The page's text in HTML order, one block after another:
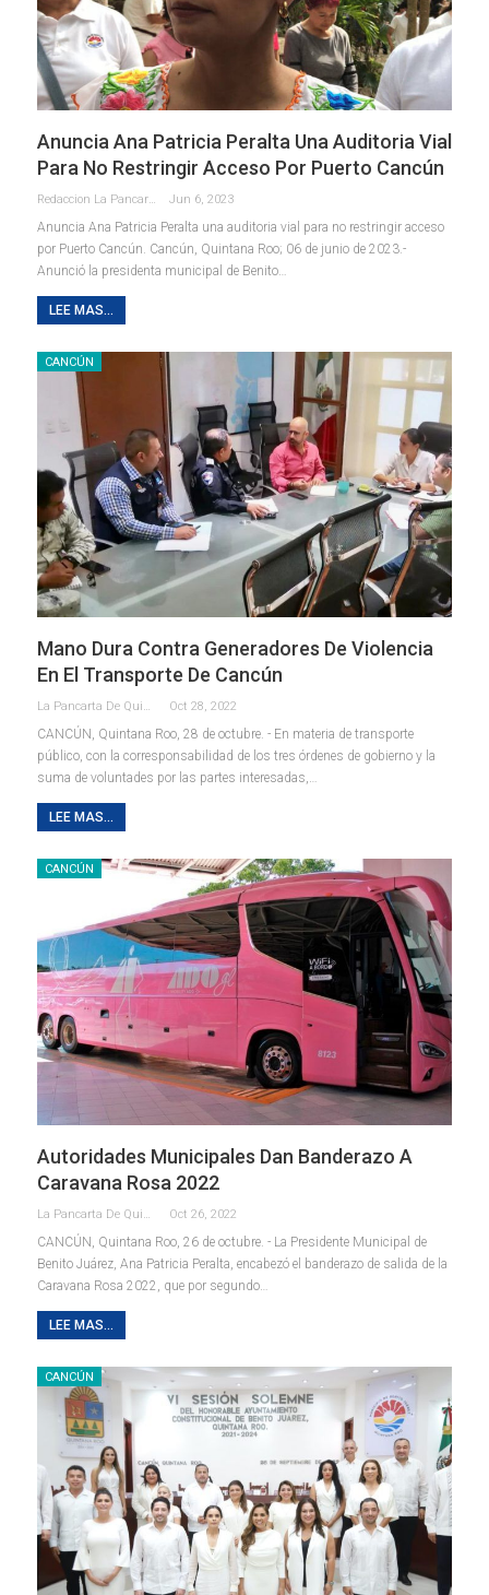
Anuncia Ana Patricia Peralta Una Auditoria Vial
Para No Restringir Acceso Por Puerto Cancún
Redaccion La Pancarta De Quintana Roo Jun 6, 2023
Anuncia Ana Patricia Peralta una auditoria vial para no restringir acceso
por Puerto Cancún. Cancún, Quintana Roo; 06 de junio de 2023.-
Anunció la presidenta municipal de Benito…
LEE MAS...
CANCÚN
Mano Dura Contra Generadores De Violencia
En El Transporte De Cancún
La Pancarta De Quintana Roo Oct 28, 2022
CANCÚN, Quintana Roo, 28 de octubre. - En materia de transporte
público, con la corresponsabilidad de los tres órdenes de gobierno y la
suma de voluntades por las partes interesadas,…
LEE MAS...
CANCÚN
Autoridades Municipales Dan Banderazo A
Caravana Rosa 2022
Oct 26, 2022
CANCÚN, Quintana Roo, 26 de octubre. - La Presidente Municipal de
Benito Juárez, Ana Patricia Peralta, encabezó el banderazo de salida de la
Caravana Rosa 2022, que por segundo
LEE MAS...
CANCÚN